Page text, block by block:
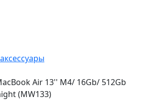
Air 13'' M4/ 16Gb/ 512Gb
(MW133)